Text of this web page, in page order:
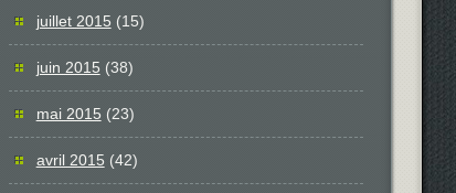
juillet 2015(15)
juin 2015(38)
mai 2015 (23)
avril 2015(42)